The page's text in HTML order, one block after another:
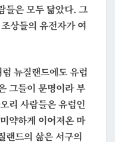
들은 모두 닮았다. 그
상들의 유전자가 여
뉴질랜드에도 유럽
그들이 문명이라 부
리 사람들은 유럽인
약하게 이어져온 마
랜드의 삶은 서구의